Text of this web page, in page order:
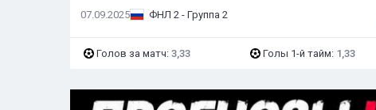
07.09.2025 ФНЛ 2 - Группа 2
Голов за матч: 3,33 Голы 1-й тайм: 1,33